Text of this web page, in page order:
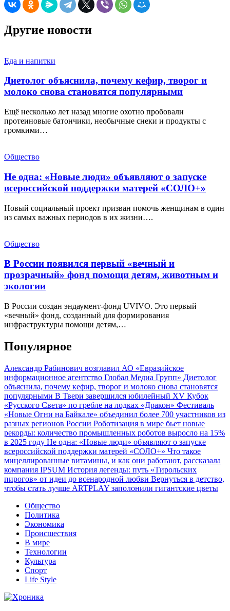
Другие новости
Еда и напитки
Диетолог объяснила, почему кефир, творог и
молоко снова становятся популярными
Ещё несколько лет назад многие охотно пробовали
протеиновые батончики, необычные снеки и продукты с
громкими…
Общество
Не одна: «Новые люди» объявляют о запуске
всероссийской поддержки матерей «СОЛО+»
Новый социальный проект призван помочь женщинам в один
из самых важных периодов в их жизни….
Общество
В России появился первый «вечный и
прозрачный» фонд помощи детям, животным и
экологии
В России создан эндаумент-фонд UVIVO. Это первый
«вечный» фонд, созданный для формирования
инфраструктуры помощи детям,…
Популярное
Александр Рабинович возглавил АО «Евразийское
информационное агентство Глобал Медиа Групп» Диетолог
объяснила, почему кефир, творог и молоко снова становятся
популярными В Твери завершился юбилейный XV Кубок
«Русского Света» по гребле на лодках «Дракон» Фестиваль
«Новые Огни на Байкале» объединил более 700 участников из
разных регионов России Роботизация в мире бьет новые
рекорды: количество промышленных роботов выросло на 15%
в 2025 году Не одна: «Новые люди» объявляют о запуске
всероссийской поддержки матерей «СОЛО+» Что такое
мицеллированные витамины, и как они работают, рассказала
компания IPSUM История легенды: путь «Тирольских
пирогов» от идеи до всенародной любви Вернуться в детство,
чтобы стать лучше ARTPLAY заполонили гигантские цветы
Общество
Политика
Экономика
Происшествия
В мире
Технологии
Культура
Спорт
Life Style